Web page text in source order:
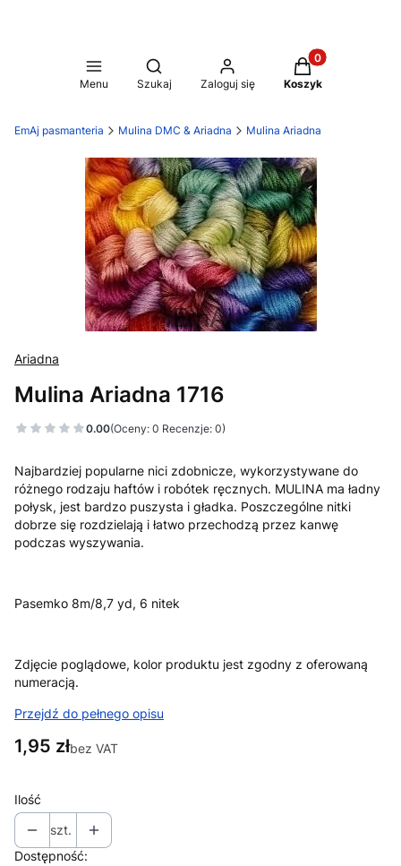
Menu
Otwórz wyszukiwarkę
Szukaj Zaloguj się
Produkty w
Koszyk
EmAj pasmanteria Mulina DMC & Ariadna Mulina Ariadna
Ariadna
Mulina Ariadna 1716
0.00(Oceny: 0 Recenzje: 0)
Najbardziej popularne nici zdobnicze, wykorzystywane do
różnego rodzaju haftów i robótek ręcznych. MULINA ma ładny
połysk, jest bardzo puszysta i gładka. Poszczególne nitki
dobrze się rozdzielają i łatwo przechodzą przez kanwę
podczas wyszywania.
Pasemko 8m/8,7 yd, 6 nitek
Zdjęcie poglądowe, kolor produktu jest zgodny z oferowaną
numeracją.
Przejdź do pełnego opisu
Cena
1,95 złbez VAT
Ilość
szt.
Dostępność: